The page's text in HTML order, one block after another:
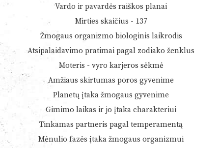
Vardo ir pavardės raiškos planai
Mirties skaičius - 137
Žmogaus organizmo biologinis laikrodis
Atsipalaidavimo pratimai pagal zodiako ženklus
Moteris - vyro karjeros sėkmė
Amžiaus skirtumas poros gyvenime
Planetų įtaka žmogaus gyvenime
Gimimo laikas ir jo įtaka charakteriui
Tinkamas partneris pagal temperamentą
Mėnulio fazės įtaka žmogaus organizmui